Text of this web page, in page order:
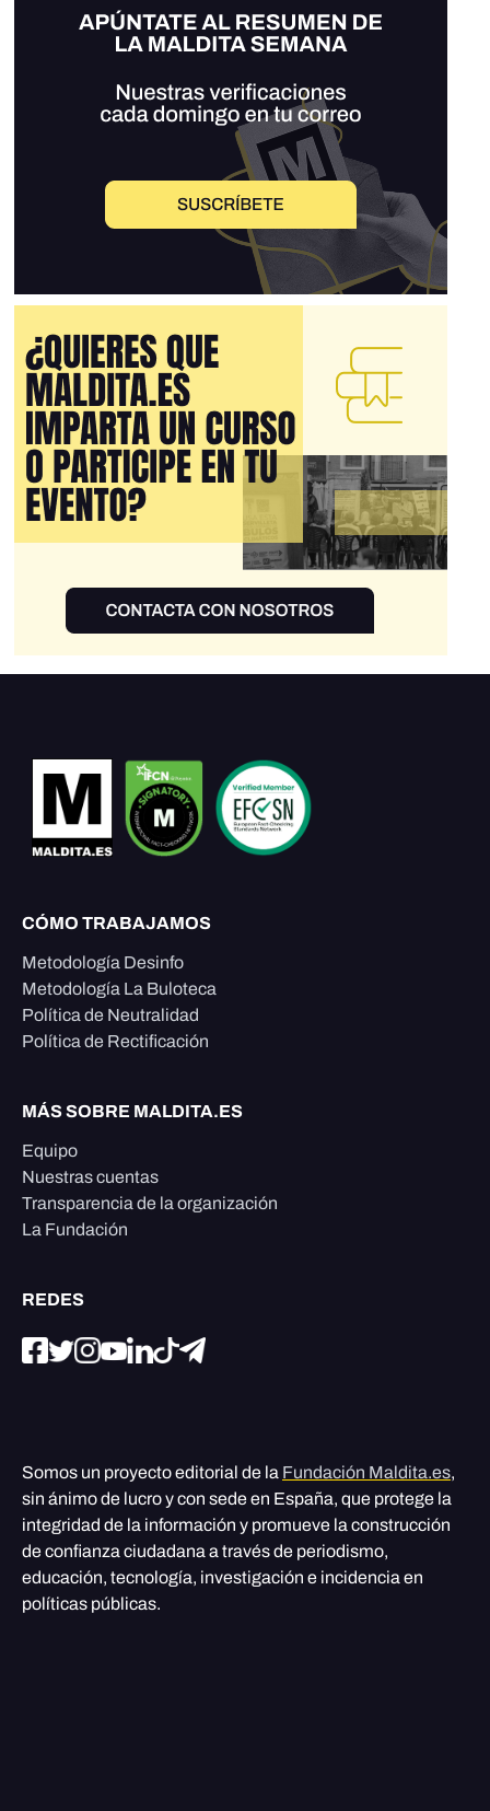
CÓMO TRABAJAMOS
Metodología Desinfo
Metodología La Buloteca
Política de Neutralidad
Política de Rectificación
MÁS SOBRE MALDITA.ES
Equipo
Nuestras cuentas
Transparencia de la organización
La Fundación
REDES
Somos un proyecto editorial de la Fundación Maldita.es,
sin ánimo de lucro y con sede en España, que protege la
integridad de la información y promueve la construcción
de confianza ciudadana a través de periodismo,
educación, tecnología, investigación e incidencia en
políticas públicas.